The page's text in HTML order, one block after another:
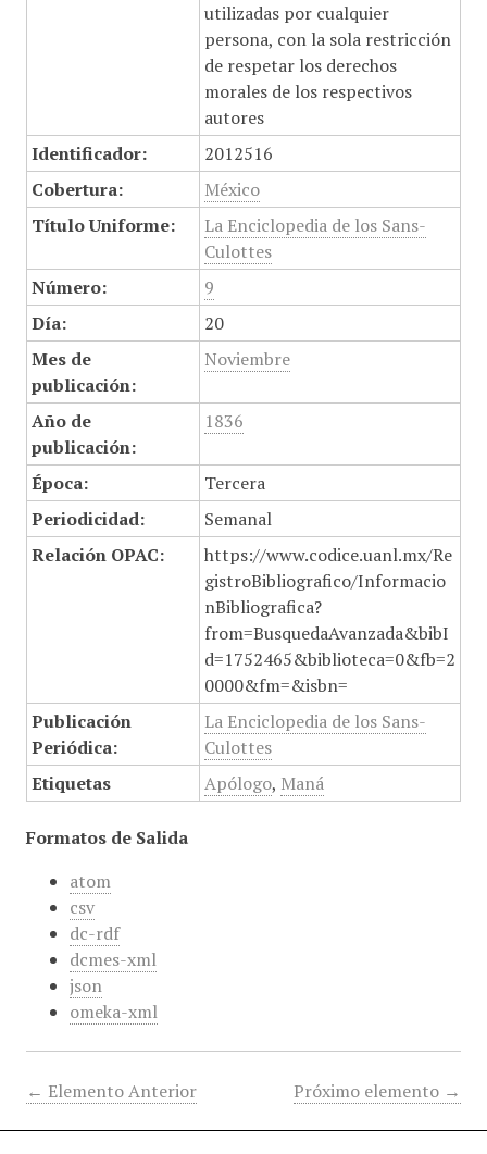
utilizadas por cualquier
persona, con la sola restricción
de respetar los derechos
morales de los respectivos
autores
Identificador:
2012516
Cobertura:
México
Título Uniforme:
La Enciclopedia de los Sans-
Culottes
Número:
9
Día:
20
Mes de
publicación:
Noviembre
Año de
publicación:
1836
Época:
Tercera
Periodicidad:
Semanal
Relación OPAC:
https://www.codice.uanl.mx/Re
gistroBibliografico/Informacio
nBibliografica?
from=BusquedaAvanzada&bibI
d=1752465&biblioteca=0&fb=2
0000&fm=&isbn=
Publicación
Periódica:
La Enciclopedia de los Sans-
Culottes
Etiquetas
Apólogo, Maná
Formatos de Salida
atom
csv
dc-rdf
dcmes-xml
json
omeka-xml
← Elemento Anterior Próximo elemento →